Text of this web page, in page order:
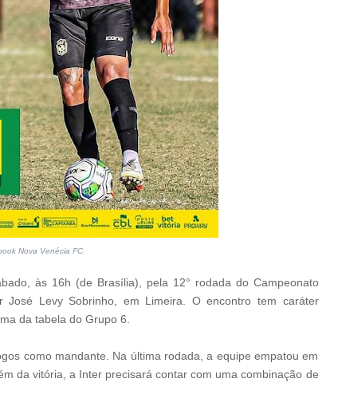
Nova Venécia FC
às 16h (de Brasília), pela 12° rodada do Campeonato
Levy Sobrinho, em Limeira. O encontro tem caráter
da tabela do Grupo 6.
como mandante. Na última rodada, a equipe empatou em
da vitória, a Inter precisará contar com uma combinação de